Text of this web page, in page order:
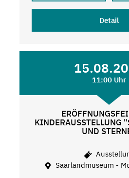
Detail
11:00 Uhr
KINDERAUSSTELLUNG
UND
Saarlandmuseum -